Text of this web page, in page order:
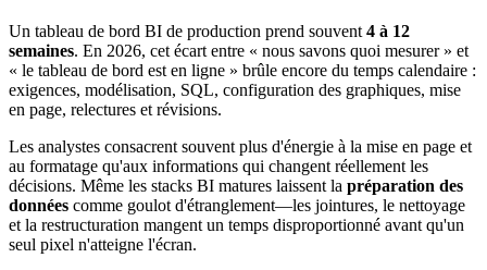
Un tableau de bord BI de production prend souvent 4 à 12
semaines. En 2026, cet écart entre « nous savons quoi mesurer » et
« le tableau de bord est en ligne » brûle encore du temps calendaire :
exigences, modélisation, SQL, configuration des graphiques, mise
en page, relectures et révisions.
Les analystes consacrent souvent plus d'énergie à la mise en page et
au formatage qu'aux informations qui changent réellement les
décisions. Même les stacks BI matures laissent la préparation des
données comme goulot d'étranglement—les jointures, le nettoyage
et la restructuration mangent un temps disproportionné avant qu'un
seul pixel n'atteigne l'écran.